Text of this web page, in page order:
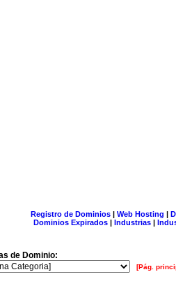
Registro de Dominios| Web Hosting |
Dominios Expirados | Industrias |
de Dominio:
[Pág.